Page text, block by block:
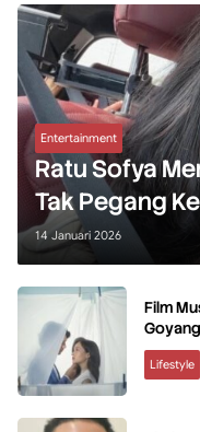
Entertainment
Ratu Sofya
Tak Pegang
Sendiri
14 Januari 2026
Film
Lifestyle